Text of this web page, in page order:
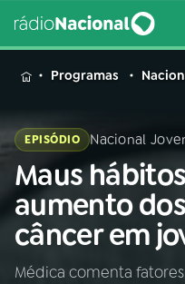
MENU
Buscar
na
Rádio
Nacional
Programas
EPISÓDIO Nacional
Maus
aumento
câncer em
Médica comenta